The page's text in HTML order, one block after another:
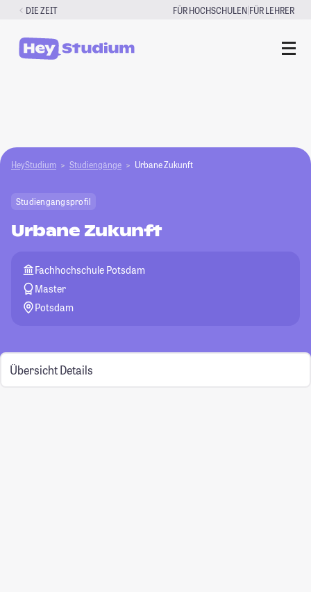
Zum
springen
DIE ZEIT FÜR HOCHSCHULEN|FÜR LEHRER
HeyStudium Studiengänge Urbane Zukunft
Studiengangsprofil
Urbane Zukunft
Fachhochschule Potsdam
Master
Potsdam
Übersicht Details